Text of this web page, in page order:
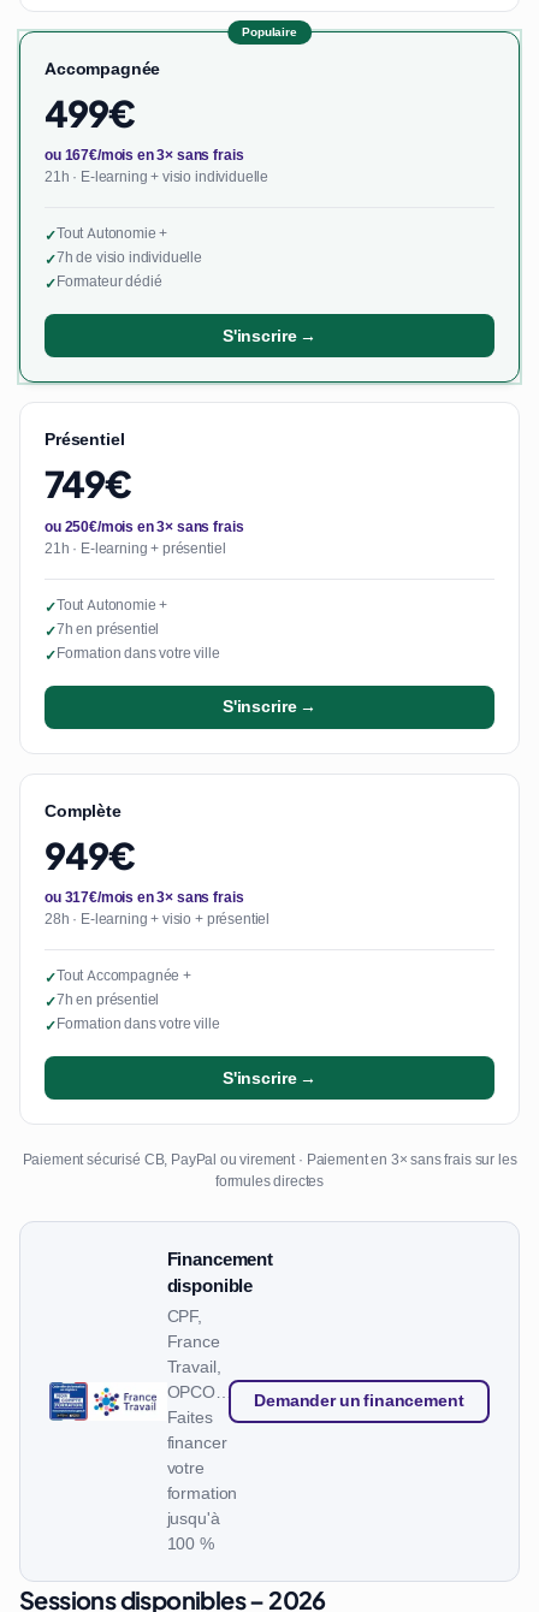
Populaire
Accompagnée
499€
ou 167€/mois en 3× sans frais
21h · E-learning + visio individuelle
✓Tout Autonomie +
✓7h de visio individuelle
✓Formateur dédié
S'inscrire →
Présentiel
749€
ou 250€/mois en 3× sans frais
21h · E-learning + présentiel
✓Tout Autonomie +
✓7h en présentiel
✓Formation dans votre ville
S'inscrire →
Complète
949€
ou 317€/mois en 3× sans frais
28h · E-learning + visio + présentiel
✓Tout Accompagnée +
✓7h en présentiel
✓Formation dans votre ville
S'inscrire →
Paiement sécurisé CB, PayPal ou virement · Paiement en 3× sans frais sur les
formules directes
Financement
disponible
CPF,
France
Travail,
OPCO…
Faites
financer
votre
formation
jusqu'à
100 %
Demander un financement
Sessions disponibles – 2026